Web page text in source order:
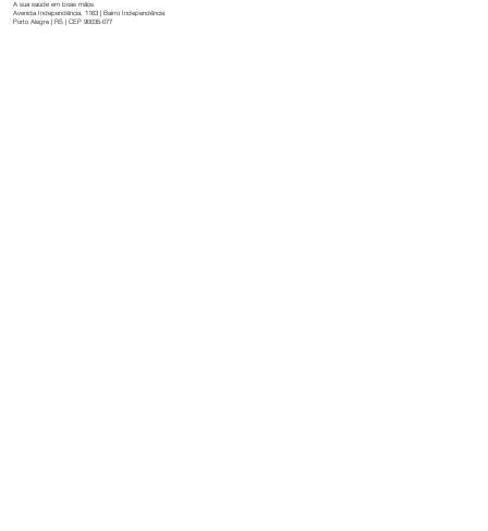
A sua saúde em boas mãos.
Avenida Independência, 1163 | Bairro Independência
Porto Alegre | RS | CEP 90035-077